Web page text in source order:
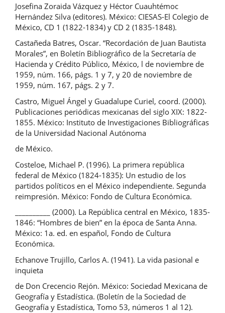
Josefina Zoraida Vázquez y Héctor Cuauhtémoc
Hernández Silva (editores). México: CIESAS-El Colegio de
México, CD 1 (1822-1834) y CD 2 (1835-1848).
Castañeda Batres, Oscar. “Recordación de Juan Bautista
Morales”, en Boletín Bibliográfico de la Secretaría de
Hacienda y Crédito Público, México, l de noviembre de
1959, núm. 166, págs. 1 y 7, y 20 de noviembre de
1959, núm. 167, págs. 2 y 7.
Castro, Miguel Ángel y Guadalupe Curiel, coord. (2000).
Publicaciones periódicas mexicanas del siglo XIX: 1822-
1855. México: Instituto de Investigaciones Bibliográficas
de la Universidad Nacional Autónoma
de México.
Costeloe, Michael P. (1996). La primera república
federal de México (1824-1835): Un estudio de los
partidos políticos en el México independiente. Segunda
reimpresión. México: Fondo de Cultura Económica.
__________ (2000). La República central en México, 1835-
1846: “Hombres de bien” en la época de Santa Anna.
México: 1a. ed. en español, Fondo de Cultura
Económica.
Echanove Trujillo, Carlos A. (1941). La vida pasional e
inquieta
de Don Crecencio Rejón. México: Sociedad Mexicana de
Geografía y Estadística. (Boletín de la Sociedad de
Geografía y Estadística, Tomo 53, números 1 al 12).